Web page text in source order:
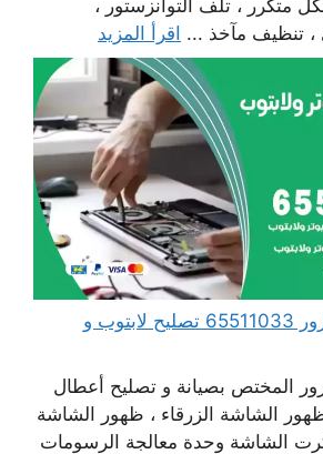
متكرر ، تلف التوانزستور ،
، تنظيف مآخذ ... اقرأ المزيد
مهندس كمبيوتر الزور 65511033 تصليح لابتوب و
المختص بصيانة و تصليح أعطال
الشاشة الزرقاء ، ظهور الشاشة
الشاشة وحدة معالجة الرسومات